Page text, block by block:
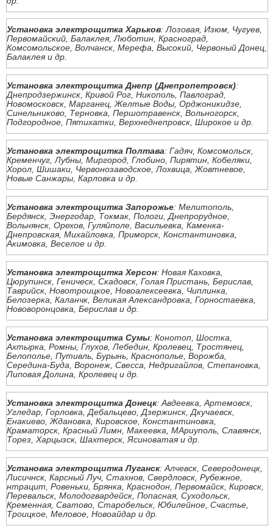
Установка электрощитка Харьков: Лозовая, Изюм, Чугуев,
Первомайский, Балаклея, Люботин, Красноград,
Комсомольское, Волчанск, Мерефа, Высокий, Червоный Донец,
Балаклея и др.
Установка электрощитка Днепр (Днепропетровск):
Днепродзержинск, Кривой Рог, Никополь, Павлоград,
Новомосковск, Марганец, Желтые Воды, Орджоникидзе,
Синельниково, Терновка, Першотравенск, Вольногорск,
Подгородное, Пятихатки, Верхнеднепровск, Широкое и др.
Установка электрощитка Полтава: Гадяч, Комсомольск,
Кременчуг, Лубны, Миргород, Глобино, Пирятин, Кобеляки,
Хорол, Шишаки, Червонозаводское, Лохвица, Жовтневое,
Новые Санжары, Карловка и др.
Установка электрощитка Запорожье: Мелитополь,
Бердянск, Энергодар, Токмак, Пологи, Днепрорудное,
Вольнянск, Орехов, Гуляйполе, Васильевка, Каменка-
Днепровская, Михайловка, Приморск, Константиновка,
Акимовка, Веселое и др.
Установка электрощитка Херсон: Новая Каховка,
Цюрупинск, Геническ, Скадовск, Голая Пристань, Берислав,
Таврийск, Новотроицкое, Новоалексеевка, Чиплинка,
Белозерка, Каланчк, Великая Александровка, Горностаевка,
Нововоронцовка, Берислав и др.
Установка электрощитка Сумы: Конотоп, Шостка,
Ахтырка, Ромны, Глухов, Лебедин, Кролевец, Тростянец,
Белополье, Путивль, Бурынь, Краснополье, Ворожба,
Середина-Буда, Воронеж, Свесса, Недригайлов, Степановка,
Липовая Долина, Кролевец и др.
Установка электрощитка Донецк: Авдеевка, Артемовск,
Угледар, Горловка, Дебальцево, Дзержинск, Дкучаевск,
Енакиево, Ждановка, Кировское, Константиновка,
Краматорск, Красный Лимн, Макеевка, МАриуполь, Славянск,
Торез, Харцызск, Шахтерск, Ясиноватая и др.
Установка электрощитка Луганск: Алчевск, Северодонецк,
Лисичнск, Карсный Луч, Стахнов, Свердловск, Рубежное,
нтрацит, Ровеньки, Брянка, Краснодон, Первомайск, Кировск,
Перевальск, Молодогвардейск, Попасная, Суходольск,
Кременная, Сватово, Старобельск, Юбилейное, Счастье,
Троицкое, Меловое, Новоайдар и др.